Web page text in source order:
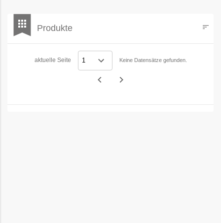
bookmark
apps Produkte sort
aktuelle Seite Keine Datensätze gefunden.
navigate_before navigate_next